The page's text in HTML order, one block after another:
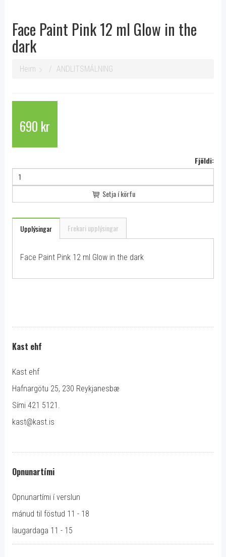
Face Paint Pink 12 ml Glow in the
dark
Heim ANDLITSMÁLNING
690 kr
Fjöldi:
Setja í körfu
Upplýsingar Frekari upplýsingar
Face Paint Pink 12 ml Glow in the dark
Kast ehf
Kast ehf
Hafnargötu 25, 230 Reykjanesbæ
Sími 421 5121.
kast@kast.is
Opnunartími
Opnunartími í verslun
mánud til föstud 11 - 18
laugardaga 11 - 15